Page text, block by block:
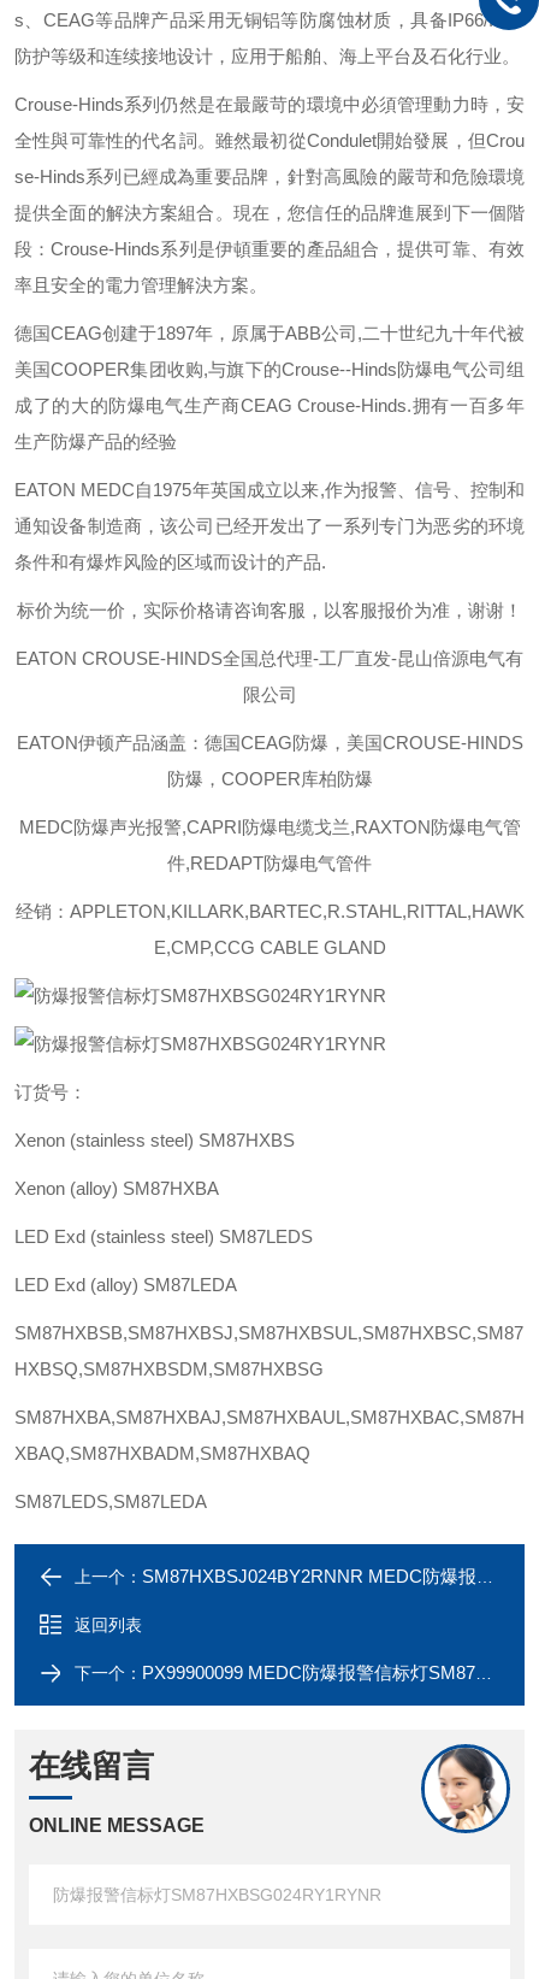
s CEAG等品牌产品采用无铜铝等防腐蚀材质，具备IP66/IP67
防护等级和连续接地设计，应用于船舶、海上平台及石化行业。
Crouse-Hinds系列仍然是在最嚴苛的環境中必須管理動力時，安
全性與可靠性的代名詞。雖然最初從Condulet開始發展，但Crou
se-Hinds系列已經成為重要品牌，針對高風險的嚴苛和危險環境
提供全面的解決方案組合。現在，您信任的品牌進展到下一個階
段：Crouse-Hinds系列是伊頓重要的產品組合，提供可靠、有效
率且安全的電力管理解決方案。
德国CEAG创建于1897年，原属于ABB公司,二十世纪九十年代被
美国COOPER集团收购,与旗下的Crouse--Hinds防爆电气公司组
成了的大的防爆电气生产商CEAG Crouse-Hinds.拥有一百多年
生产防爆产品的经验
EATON MEDC自1975年英国成立以来,作为报警、信号、控制和
通知设备制造商，该公司已经开发出了一系列专门为恶劣的环境
条件和有爆炸风险的区域而设计的产品.
标价为统一价，实际价格请咨询客服，以客服报价为准，谢谢！
EATON CROUSE-HINDS全国总代理-工厂直发-昆山倍源电气有
限公司
EATON伊顿产品涵盖：德国CEAG防爆，美国CROUSE-HINDS
防爆，COOPER库柏防爆
MEDC防爆声光报警,CAPRI防爆电缆戈兰,RAXTON防爆电气管
件,REDAPT防爆电气管件
经销：APPLETON,KILLARK,BARTEC,R.STAHL,RITTAL,HAWK
E,CMP,CCG CABLE GLAND
订货号：
Xenon (stainless steel) SM87HXBS
Xenon (alloy) SM87HXBA
LED Exd (stainless steel) SM87LEDS
LED Exd (alloy) SM87LEDA
SM87HXBSB,SM87HXBSJ,SM87HXBSUL,SM87HXBSC,SM87
HXBSQ,SM87HXBSDM,SM87HXBSG
SM87HXBA,SM87HXBAJ,SM87HXBAUL,SM87HXBAC,SM87H
XBAQ,SM87HXBADM,SM87HXBAQ
SM87LEDS,SM87LEDA
上一个： SM87HXBSJ024BY2RNNR MEDC防爆报警信标灯SM87HXBSB024RY1RNNR
返回列表
下一个： PX99900099 MEDC防爆报警信标灯SM87HXB 24V 60FPM PCB
在线留言
ONLINE MESSAGE